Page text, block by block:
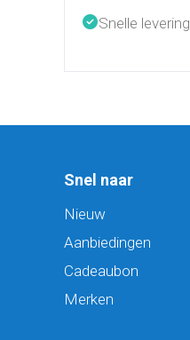
Snelle levering
Snel naar
Nieuw
Aanbiedingen
Cadeaubon
Merken